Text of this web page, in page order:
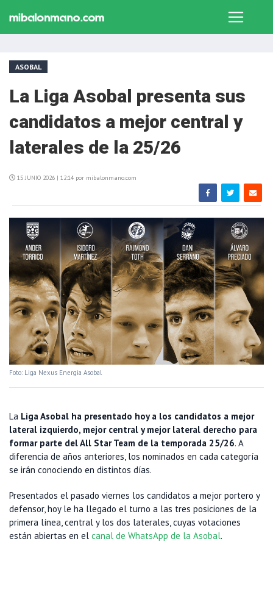
ASOBAL
La Liga Asobal presenta sus
candidatos a mejor central y
laterales de la 25/26
15 JUNIO 2026 | 12:14 por mibalonmano.com
Foto: Liga Nexus Energia Asobal
La Liga Asobal ha presentado hoy a los candidatos a mejor
lateral izquierdo, mejor central y mejor lateral derecho para
formar parte del All Star Team de la temporada 25/26. A
diferencia de años anteriores, los nominados en cada categoría
se irán conociendo en distintos días.
Presentados el pasado viernes los candidatos a mejor portero y
defensor, hoy le ha llegado el turno a las tres posiciones de la
primera línea, central y los dos laterales, cuyas votaciones
están abiertas en el canal de WhatsApp de la Asobal.